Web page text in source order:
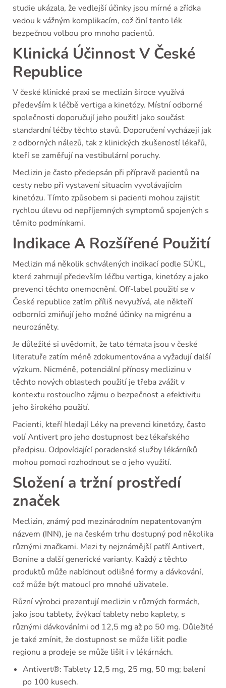
studie ukázala, že vedlejší účinky jsou mírné a zřídka
vedou k vážným komplikacím, což činí tento lék
bezpečnou volbou pro mnoho pacientů.
Klinická Účinnost V České
Republice
V české klinické praxi se meclizin široce využívá
především k léčbě vertiga a kinetózy. Místní odborné
společnosti doporučují jeho použití jako součást
standardní léčby těchto stavů. Doporučení vycházejí jak
z odborných nálezů, tak z klinických zkušeností lékařů,
kteří se zaměřují na vestibulární poruchy.
Meclizin je často předepsán při přípravě pacientů na
cesty nebo při vystavení situacím vyvolávajícím
kinetózu. Tímto způsobem si pacienti mohou zajistit
rychlou úlevu od nepříjemných symptomů spojených s
těmito podmínkami.
Indikace A Rozšířené Použití
Meclizin má několik schválených indikací podle SÚKL,
které zahrnují především léčbu vertiga, kinetózy a jako
prevenci těchto onemocnění. Off-label použití se v
České republice zatím příliš nevyužívá, ale někteří
odborníci zmiňují jeho možné účinky na migrénu a
neurozáněty.
Je důležité si uvědomit, že tato témata jsou v české
literatuře zatím méně zdokumentována a vyžadují další
výzkum. Nicméně, potenciální přínosy meclizinu v
těchto nových oblastech použití je třeba zvážit v
kontextu rostoucího zájmu o bezpečnost a efektivitu
jeho širokého použití.
Pacienti, kteří hledají Léky na prevenci kinetózy, často
volí Antivert pro jeho dostupnost bez lékařského
předpisu. Odpovídající poradenské služby lékárníků
mohou pomoci rozhodnout se o jeho využití.
Složení a tržní prostředí
značek
Meclizin, známý pod mezinárodním nepatentovaným
názvem (INN), je na českém trhu dostupný pod několika
různými značkami. Mezi ty nejznámější patří Antivert,
Bonine a další generické varianty. Každý z těchto
produktů může nabídnout odlišné formy a dávkování,
což může být matoucí pro mnohé uživatele.
Různí výrobci prezentují meclizin v různých formách,
jako jsou tablety, žvýkací tablety nebo kaplety, s
různými dávkováními od 12,5 mg až po 50 mg. Důležité
je také zmínit, že dostupnost se může lišit podle
regionu a prodeje se může lišit i v lékárnách.
Antivert®: Tablety 12,5 mg, 25 mg, 50 mg; balení
po 100 kusech.